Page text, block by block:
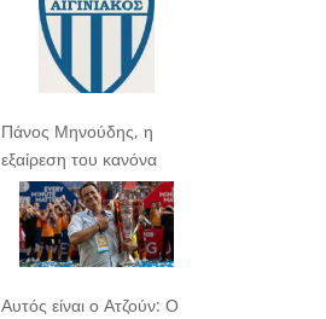
Πάνος Μηνούδης, η
εξαίρεση του κανόνα
Αυτός είναι ο Ατζούν: Ο